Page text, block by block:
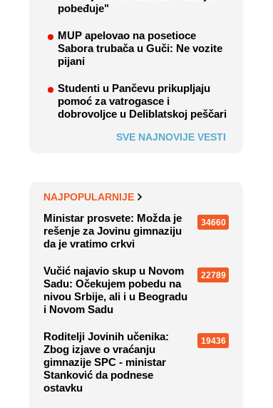
pobeđuje"
MUP apelovao na posetioce
Sabora trubača u Guči: Ne vozite
pijani
Studenti u Pančevu prikupljaju
pomoć za vatrogasce i
dobrovoljce u Deliblatskoj peščari
SVE NAJNOVIJE VESTI
NAJPOPULARNIJE
Ministar prosvete: Možda je
rešenje za Jovinu gimnaziju
da je vratimo crkvi
34660
Vučić najavio skup u Novom
Sadu: Očekujem pobedu na
nivou Srbije, ali i u Beogradu
i Novom Sadu
22789
Roditelji Jovinih učenika:
Zbog izjave o vraćanju
gimnazije SPC - ministar
Stanković da podnese
ostavku
19436